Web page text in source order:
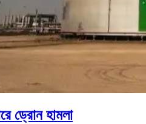
ড্রোন হামলা